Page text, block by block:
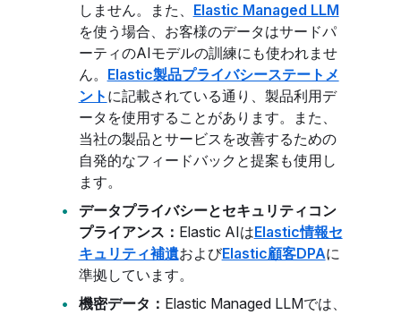
しません。また、 Elastic Managed LLM
を使う場合、お客様のデータはサードパ
ーティのAIモデルの訓練にも使われませ
ん。 Elastic製品プライバシーステートメ
ント に記載されている通り、製品利用デ
ータを使用することがあります。また、
当社の製品とサービスを改善するための
自発的なフィードバックと提案も使用し
ます。
データプライバシーとセキュリティコン
プライアンス： Elastic AIはElastic情報セ
キュリティ補遺およびElastic顧客DPAに
準拠しています。
機密データ： Elastic Managed LLMでは、